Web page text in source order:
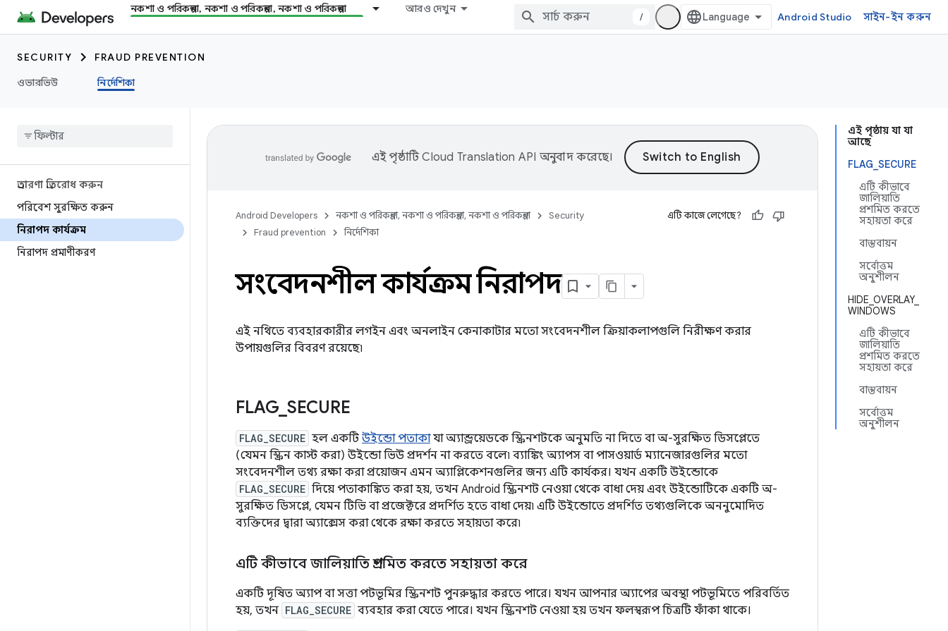
নকশা ও পরিকল্পনা, নকশা ও পরিকল্পনা, নকশা ও পরিকল্পনা আরও দেখুন
/ Android Studio সাইন-ইন করুন
SECURITY
FRAUD PREVENTION
ওভারভিউ
নির্দেশিকা
প্রতারণা প্রতিরোধ করুন
পরিবেশ সুরক্ষিত করুন
নিরাপদ কার্যক্রম
নিরাপদ প্রমাণীকরণ
এই পৃষ্ঠায় যা যা
আছে
FLAG_SECURE
এটি কীভাবে
জালিয়াতি
প্রশমিত করতে
সহায়তা করে
বাস্তবায়ন
সর্বোত্তম
অনুশীলন
HIDE_OVERLAY_
WINDOWS
এটি কীভাবে
জালিয়াতি
প্রশমিত করতে
সহায়তা করে
বাস্তবায়ন
সর্বোত্তম
অনুশীলন
এই পৃষ্ঠাটিCloud Translation API অনুবাদ করেছে।
Android Developers নকশা ও পরিকল্পনা, নকশা ও পরিকল্পনা, নকশা ও পরিকল্পনা
Security
Fraud prevention
নির্দেশিকা
এটি কাজে লেগেছে?
সংবেদনশীল কার্যক্রম নিরাপদ
এই নথিতে ব্যবহারকারীর লগইন এবং অনলাইন কেনাকাটার মতো সংবেদনশীল ক্রিয়াকলাপগুলি নিরীক্ষণ করার
উপায়গুলির বিবরণ রয়েছে৷
FLAG SECURE
FLAG_SECURE হল একটি উইন্ডো পতাকাযা অ্যান্ড্রয়েডকে স্ক্রিনশটকে অনুমতি না দিতে বা অ-সুরক্ষিত ডিসপ্লেতে
(যেমন স্ক্রিন কাস্ট করা) উইন্ডো ভিউ প্রদর্শন না করতে বলে৷ ব্যাঙ্কিং অ্যাপস বা পাসওয়ার্ড ম্যানেজারগুলির মতো
সংবেদনশীল তথ্য রক্ষা করা প্রয়োজন এমন অ্যাপ্লিকেশনগুলির জন্য এটি কার্যকর। যখন একটি উইন্ডোকে
FLAG_SECURE দিয়ে পতাকাঙ্কিত করা হয়, তখন Android স্ক্রিনশট নেওয়া থেকে বাধা দেয় এবং উইন্ডোটিকে একটি অ-
সুরক্ষিত ডিসপ্লে, যেমন টিভি বা প্রজেক্টরে প্রদর্শিত হতে বাধা দেয়৷ এটি উইন্ডোতে প্রদর্শিত তথ্যগুলিকে অননুমোদিত
ব্যক্তিদের দ্বারা অ্যাক্সেস করা থেকে রক্ষা করতে সহায়তা করে৷
এটি কীভাবে জালিয়াতি প্রশমিত করতে সহায়তা করে
একটি দূষিত অ্যাপ বা সত্তা পটভূমির স্ক্রিনশট পুনরুদ্ধার করতে পারে। যখন আপনার অ্যাপের অবস্থা পটভূমিতে পরিবর্তিত
হয়, তখন FLAG_SECURE ব্যবহার করা যেতে পারে। যখন স্ক্রিনশট নেওয়া হয় তখন ফলস্বরূপ চিত্রটি ফাঁকা থাকে।